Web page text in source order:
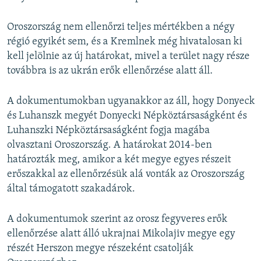
Oroszország nem ellenőrzi teljes mértékben a négy
régió egyikét sem, és a Kremlnek még hivatalosan ki
kell jelölnie az új határokat, mivel a terület nagy része
továbbra is az ukrán erők ellenőrzése alatt áll.
A dokumentumokban ugyanakkor az áll, hogy Donyeck
és Luhanszk megyét Donyecki Népköztársaságként és
Luhanszki Népköztársaságként fogja magába
olvasztani Oroszország. A határokat 2014-ben
határozták meg, amikor a két megye egyes részeit
erőszakkal az ellenőrzésük alá vonták az Oroszország
által támogatott szakadárok.
A dokumentumok szerint az orosz fegyveres erők
ellenőrzése alatt álló ukrajnai Mikolajiv megye egy
részét Herszon megye részeként csatolják